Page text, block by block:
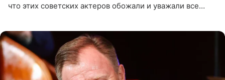
что этих советских актеров обожали и уважали все